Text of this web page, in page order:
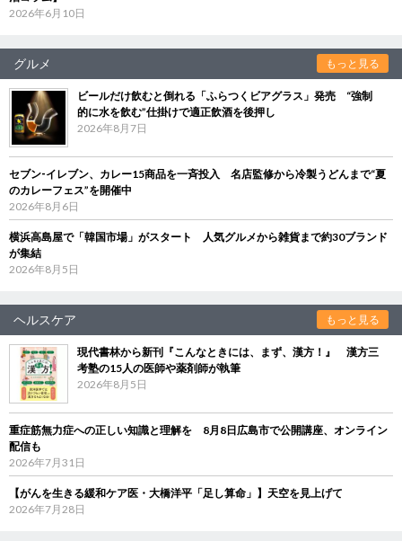
2026年6月10日
グルメ もっと見る
ビールだけ飲むと倒れる「ふらつくビアグラス」発売 “強制
的に水を飲む”仕掛けで適正飲酒を後押し
2026年8月7日
セブン‐イレブン、カレー15商品を一斉投入 名店監修から冷製うどんまで“夏
のカレーフェス”を開催中
2026年8月6日
横浜高島屋で「韓国市場」がスタート 人気グルメから雑貨まで約30ブランド
が集結
2026年8月5日
ヘルスケア もっと見る
現代書林から新刊『こんなときには、まず、漢方！』 漢方三
考塾の15人の医師や薬剤師が執筆
2026年8月5日
重症筋無力症への正しい知識と理解を 8月8日広島市で公開講座、オンライン
配信も
2026年7月31日
【がんを生きる緩和ケア医・大橋洋平「足し算命」】天空を見上げて
2026年7月28日